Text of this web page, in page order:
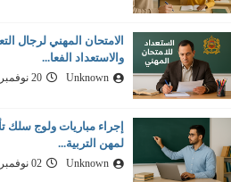
الامتحان المهني لرجال
والاستعداد الفعا...
Unknown 20 نوفمبر 2025
إجراء مباريات ولوج سلك
لمهن التربية...
Unknown 02 نوفمبر 2025